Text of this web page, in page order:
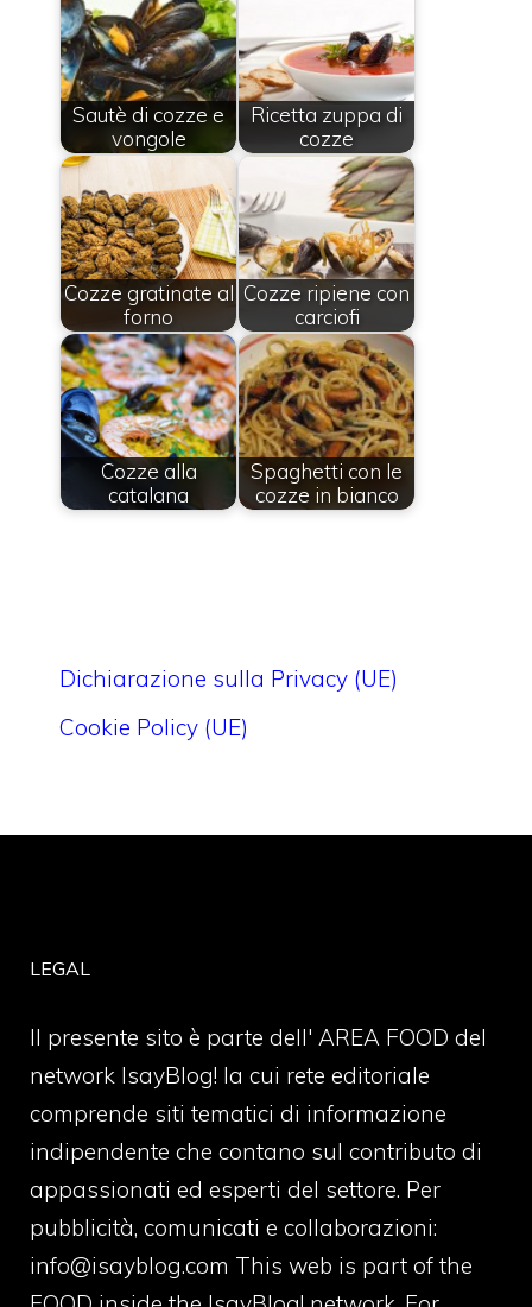
Sautè di cozze e
vongole
Ricetta zuppa di
cozze
Cozze gratinate al
forno
Cozze ripiene con
carciofi
Cozze alla
catalana
Spaghetti con le
cozze in bianco
Dichiarazione sulla Privacy (UE)
Cookie Policy (UE)
LEGAL
Il presente sito è parte dell' AREA FOOD del
network IsayBlog! la cui rete editoriale
comprende siti tematici di informazione
indipendente che contano sul contributo di
appassionati ed esperti del settore. Per
pubblicità, comunicati e collaborazioni:
info@isayblog.com This web is part of the